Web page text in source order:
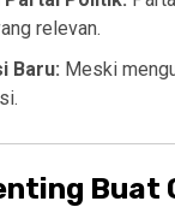
relevan.
Baru: Meski
Buat